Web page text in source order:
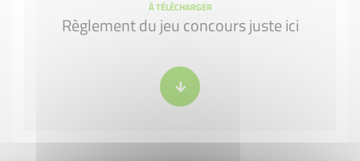
À TÉLÉCHARGER
Règlement du jeu concours juste ici